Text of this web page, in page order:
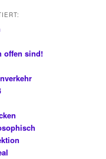
offen sind!